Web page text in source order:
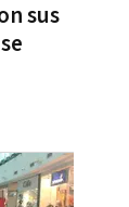
sus